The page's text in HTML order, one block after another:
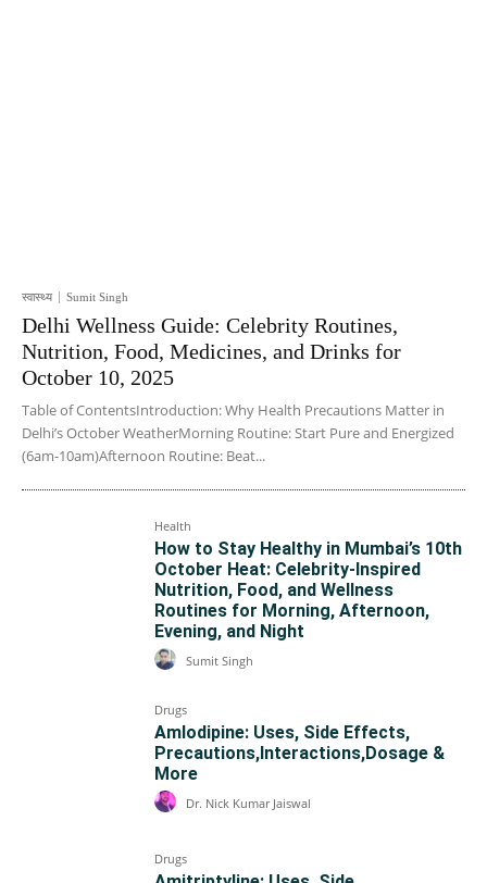
स्वास्थ्य Sumit Singh
Delhi Wellness Guide: Celebrity Routines,
Nutrition, Food, Medicines, and Drinks for
October 10, 2025
Table of ContentsIntroduction: Why Health Precautions Matter in
Delhi’s October WeatherMorning Routine: Start Pure and Energized
(6am-10am)Afternoon Routine: Beat...
Health
How to Stay Healthy in Mumbai’s 10th
October Heat: Celebrity-Inspired
Nutrition, Food, and Wellness
Routines for Morning, Afternoon,
Evening, and Night
Sumit Singh
Drugs
Amlodipine: Uses, Side Effects,
Precautions,Interactions,Dosage &
More
Dr. Nick Kumar Jaiswal
Drugs